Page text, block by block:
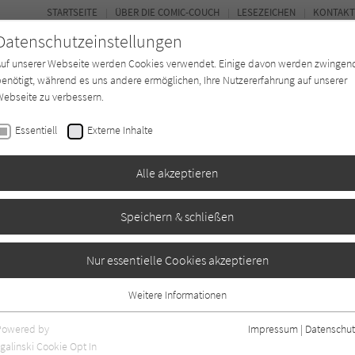
Texter*in Verlage Magazin
STARTSEITE ÜBER DIE COMIC-COUCH LESEZEICHEN KONTAKT
Mormile
- 4. Die Winde des
unserer Webseite werden Cookies verwendet. Einige davon werden
während es uns andere ermöglichen, Ihre Nutzererfahrung auf unserer
zu verbessern.
Essentiell Externe Inhalte
Alle akzeptieren
Speichern & schließen
Nur essentielle Cookies akzeptieren
Essentielle Cookies werden für grundlegende Funktionen der Webseite
benötigt. Dadurch ist gewährleistet, dass die Webseite einwandfrei
Weitere Informationen
by
Cookie Opt In
Impressum |